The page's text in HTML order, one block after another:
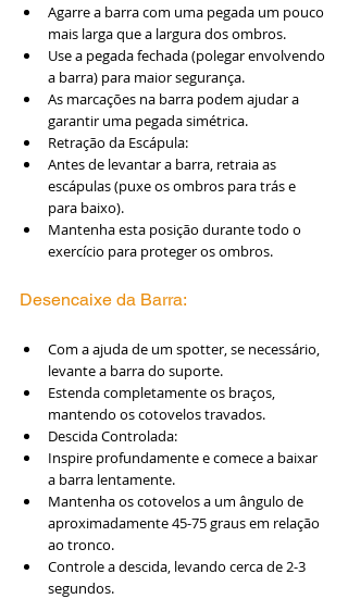
Agarre a barra com uma pegada um pouco
mais larga que a largura dos ombros.
Use a pegada fechada (polegar envolvendo
a barra) para maior segurança.
As marcações na barra podem ajudar a
garantir uma pegada simétrica.
Retração da Escápula:
Antes de levantar a barra, retraia as
escápulas (puxe os ombros para trás e
para baixo).
Mantenha esta posição durante todo o
exercício para proteger os ombros.
Desencaixe da Barra:
Com a ajuda de um spotter, se necessário,
levante a barra do suporte.
Estenda completamente os braços,
mantendo os cotovelos travados.
Descida Controlada:
Inspire profundamente e comece a baixar
a barra lentamente.
Mantenha os cotovelos a um ângulo de
aproximadamente 45-75 graus em relação
ao tronco.
Controle a descida, levando cerca de 2-3
segundos.